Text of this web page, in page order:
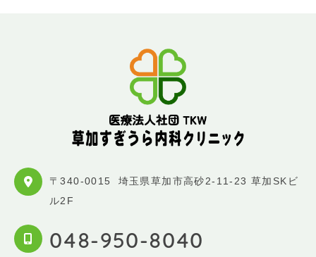
〒340-0015
埼玉県草加市高砂2-11-23 草加SKビ
ル2F
048-950-8040